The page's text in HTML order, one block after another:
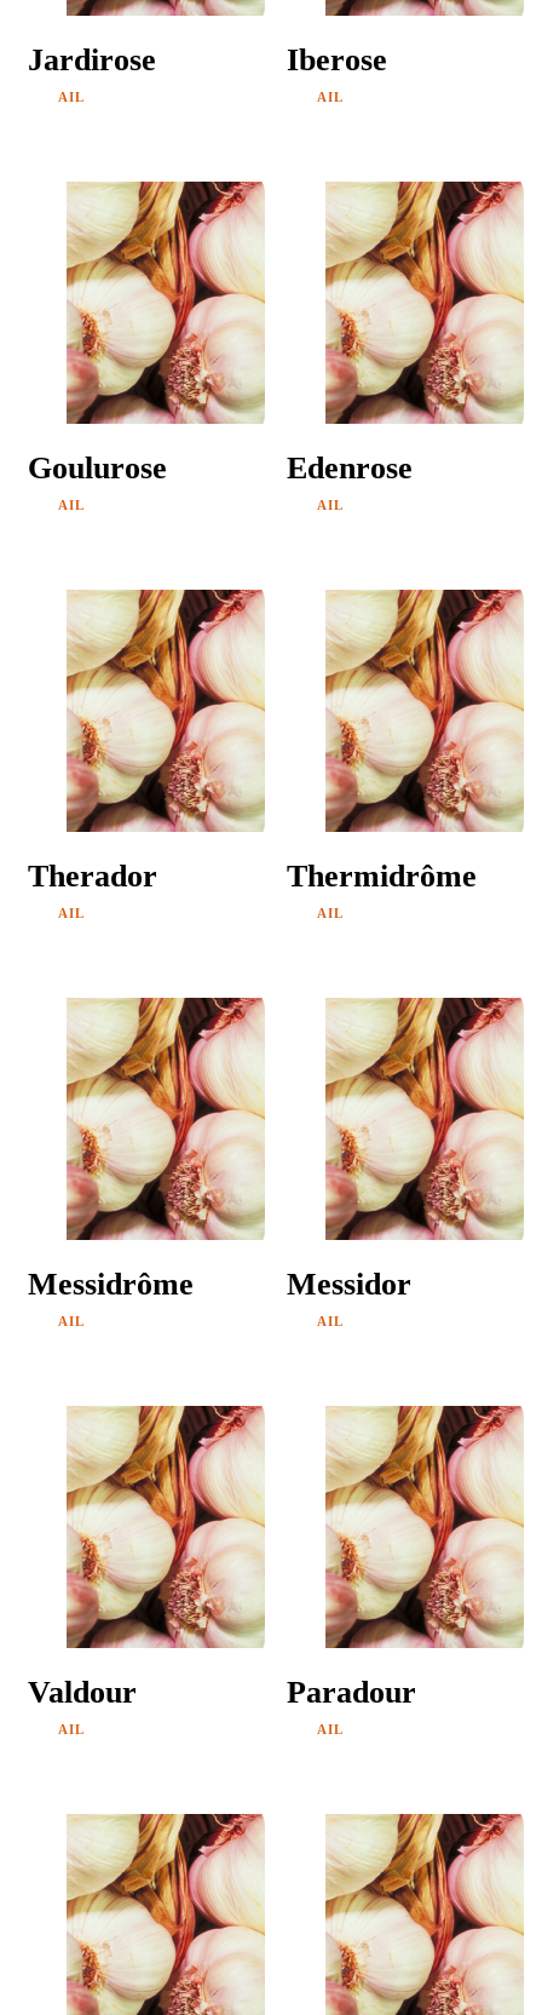
Jardirose
AIL
Iberose
AIL
Goulurose
AIL
Edenrose
AIL
Therador
AIL
Thermidrôme
AIL
Messidrôme
AIL
Messidor
AIL
Valdour
AIL
Paradour
AIL